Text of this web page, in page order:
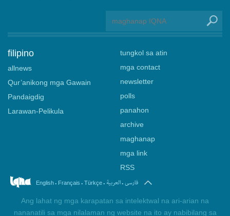
filipino
allnews
Qur’anikong mga Gawain
Pandaigdig
Larawan-Pelikula
tungkol sa atin
mga contact
newsletter
polls
panahon
archive
maghanap
mga link
RSS
English. Français . Türkçe. العربیة.فارسی
Ang lahat ng mga karapatan sa intelektwal na ari-arian na
nananatili sa mga nilalaman ng website na ito ay nabibilang sa